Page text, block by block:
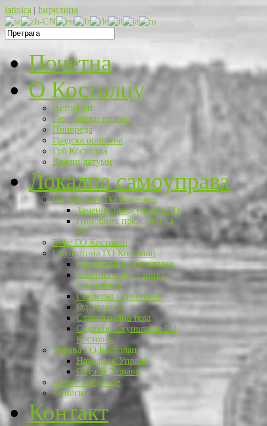
latinica | ћирилица
Почетна
O Костолцу
Историјат
Географски положај
Привреда
Градска општина
Грб Костолца
Важни датуми
Локална самоуправа
Председник ГО Костолац
Заменик председника ГО
Помоћник председника
ГО
Веће ГО Костолац
Скупштина ГО Костолац
Председник скупштине
Заменик председника
скупштине
Секретар скупштине
Одборници
Стална радна тела
Седнице Скупштине ГО
Костолац
Управа ГО Костолац
Начелник Управе
Службе Управе
Месне заједнице
Комисије
Контакт